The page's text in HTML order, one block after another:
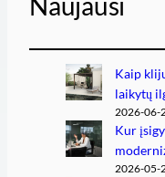
Kaip
laikytų
2026-06-
Kur
2026-05-